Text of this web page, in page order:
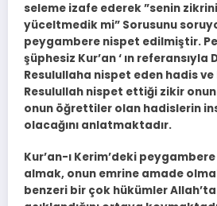
seleme izafe ederek ”senin zikrini
yüceltmedik mi” Sorusunu
peygambere nispet edilmiştir.
şüphesiz Kur’an ‘ ın referansıyla
Resulullaha nispet eden hadis
Resulullah nispet ettiği zikir
onun öğrettiler olan hadislerin
olacağını anlatmaktadır.
Kur’an-ı Kerim’deki
almak, onun emrine amade
benzeri bir çok hükümler